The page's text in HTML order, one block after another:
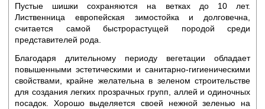
Пустые шишки сохраняются на ветках до 10 лет.
Лиственница европейская зимостойка и долговечна,
считается самой быстрорастущей породой среди
представителей рода.
Благодаря длительному периоду вегетации обладает
повышенными эстетическими и санитарно-гигиеническими
свойствами, крайне желательна в зеленом строительстве
для создания легких прозрачных групп, аллей и одиночных
посадок. Хорошо выделяется своей нежной зеленью на